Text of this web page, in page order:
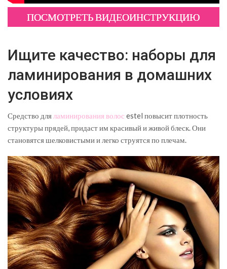
ПОСМОТРЕТЬ ВИДЕОИНСТРУКЦИЮ
Ищите качество: наборы для
ламинирования в домашних
условиях
Средство для ламинирования волос estel повысит плотность
структуры прядей, придаст им красивый и живой блеск. Они
становятся шелковистыми и легко струятся по плечам.